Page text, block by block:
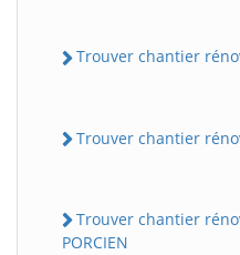
Trouver chantier
Trouver chantier
Trouver chantier
PORCIEN